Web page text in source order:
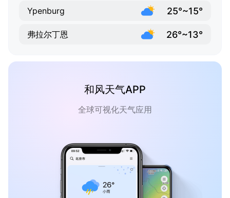
Ypenburg 25°~15°
弗拉尔丁恩 26°~13°
和风天气APP
全球可视化天气应用